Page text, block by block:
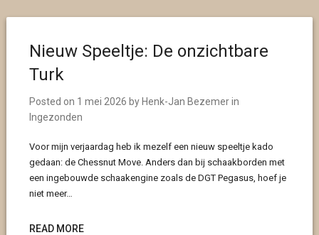
Nieuw Speeltje: De onzichtbare
Turk
Posted on 1 mei 2026 by Henk-Jan Bezemerin
Ingezonden
Voor mijn verjaardag heb ik mezelf een nieuw speeltje kado
gedaan: de Chessnut Move. Anders dan bij schaakborden met
een ingebouwde schaakengine zoals de DGT Pegasus, hoef je
niet meer…
READ MORE